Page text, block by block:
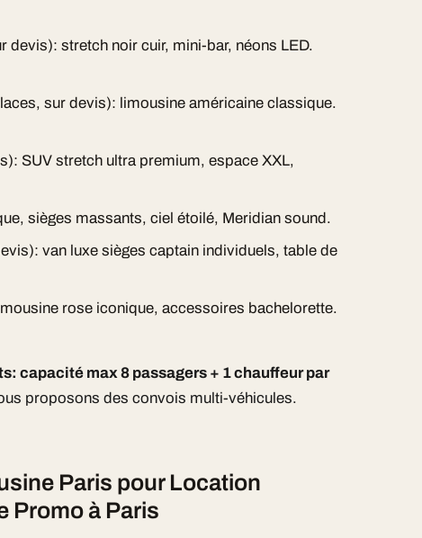
devis): stretch noir cuir, mini-bar, néons LED.
sur devis): limousine américaine classique.
SUV stretch ultra premium, espace XXL,
sièges massants, ciel étoilé, Meridian sound.
van luxe sièges captain individuels, table de
rose iconique, accessoires bachelorette.
capacité max 8 passagers + 1 chauffeur par
proposons des convois multi-véhicules.
Paris pour Location
Promo à Paris